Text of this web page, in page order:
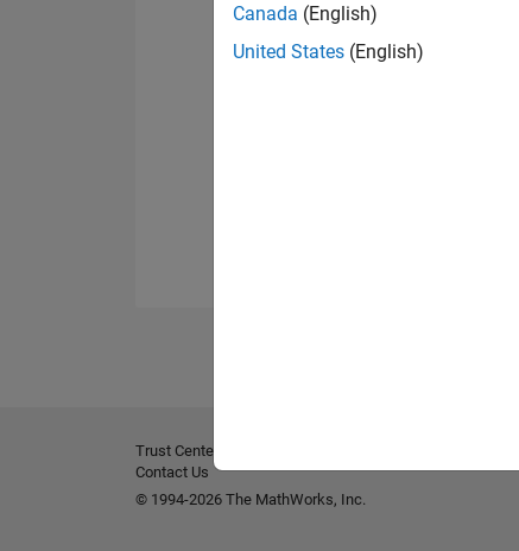
Canada (English)
United States (English)
Trust Center
Contact Us
© 1994-2026 The MathWorks, Inc.